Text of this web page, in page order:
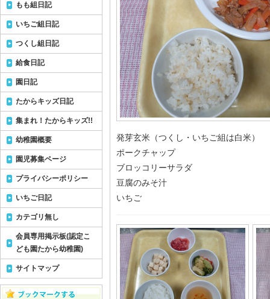
発芽玄米（つくし・いちご組は白米）
ポークチャップ
ブロッコリーサラダ
豆腐のみそ汁
いちご
もも組日記
いちご組日記
つくし組日記
給食日記
園日記
たからキッズ日記
集まれ！たからキッズ!!
幼稚園概要
園児募集ページ
プライバシーポリシー
いちご日記
カテゴリ無し
会員専用掲示板(認定こ
ども園たから幼稚園)
サイトマップ